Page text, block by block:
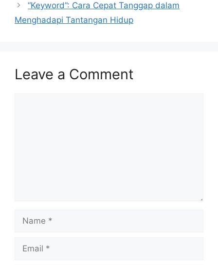
“Keyword”: Cara Cepat Tanggap dalam
Menghadapi Tantangan Hidup
Leave a Comment
Name
Email